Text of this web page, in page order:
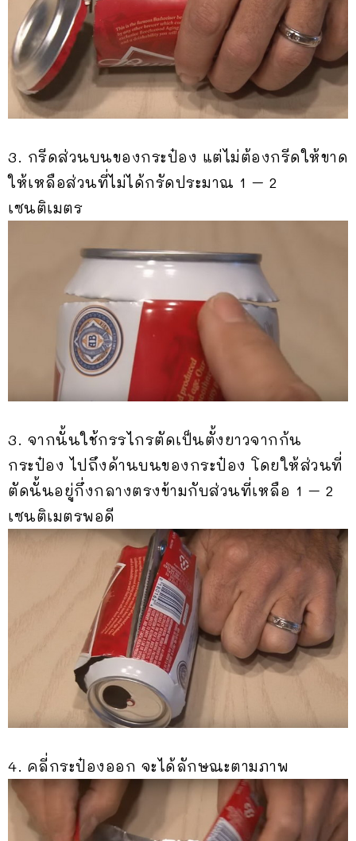
3. กรีดส่วนบนของกระป๋อง แต่ไม่ต้องกรีดให้ขาด
ให้เหลือส่วนที่ไม่ได้กรัดประมาณ 1 – 2
เซนติเมตร
3. จากนั้นใช้กรรไกรตัดเป็นตั้งยาวจากก้น
กระป๋อง ไปถึงด้านบนของกระป๋อง โดยให้ส่วนที่
ตัดนั้นอยู่กึ่งกลางตรงข้ามกับส่วนที่เหลือ 1 – 2
เซนติเมตรพอดี
4. คลี่กระป๋องออก จะได้ลักษณะตามภาพ